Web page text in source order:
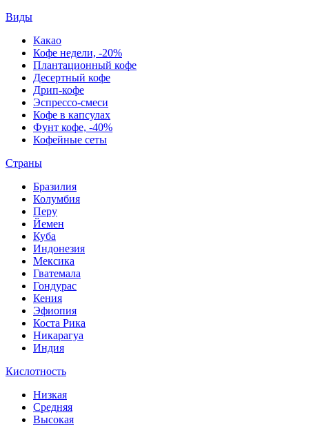
Виды
Какао
Кофе недели, -20%
Плантационный кофе
Десертный кофе
Дрип-кофе
Эспрессо-смеси
Кофе в капсулах
Фунт кофе, -40%
Кофейные сеты
Страны
Бразилия
Колумбия
Перу
Йемен
Куба
Индонезия
Мексика
Гватемала
Гондурас
Кения
Эфиопия
Коста Рика
Никарагуа
Индия
Кислотность
Низкая
Средняя
Высокая